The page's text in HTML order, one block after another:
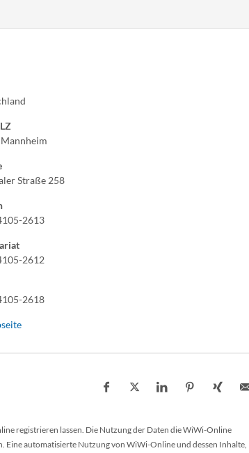
Straße 258
2613
2612
2618
registrieren lassen. Die Nutzung der Daten die WiWi-Online
automatisierte Nutzung von WiWi-Online und dessen Inhalte,